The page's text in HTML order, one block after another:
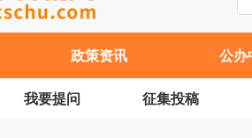
政策资讯 公办
我要提问 征集投稿